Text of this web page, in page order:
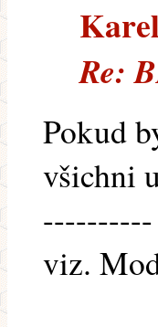
Re:
Pokud
všichni
----------
viz.